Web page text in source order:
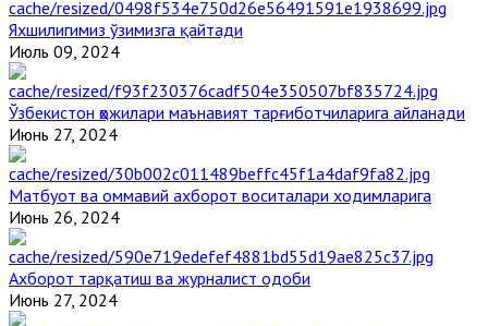
Яхшилигимиз ўзимизга қайтади
Июль 09, 2024
Ўзбекистон ҳожилари маънавият тарғиботчиларига айланади
Июнь 27, 2024
Матбуот ва оммавий ахборот воситалари ходимларига
Июнь 26, 2024
Ахборот тарқатиш ва журналист одоби
Июнь 27, 2024